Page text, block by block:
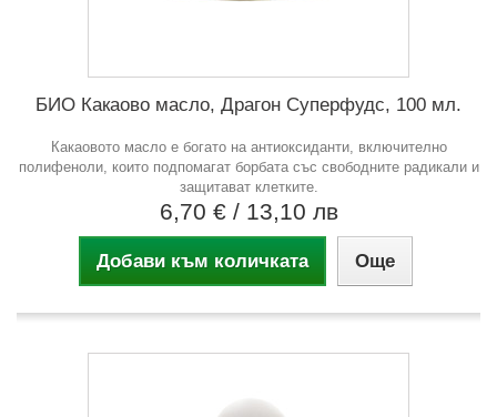
БИО Какаово масло, Драгон Суперфудс, 100 мл.
Какаовото масло е богато на антиоксиданти, включително
полифеноли, които подпомагат борбата със свободните радикали и
защитават клетките.
6,70 € / 13,10 лв
Добави към количката Още